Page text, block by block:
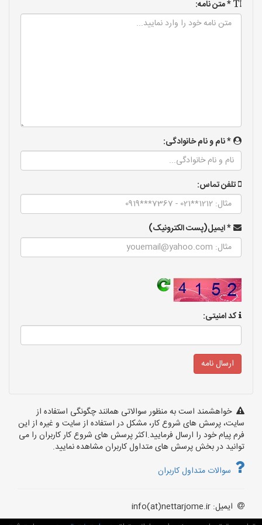
* متن نامه:
* نام و نام خانوادگی:
تلفن تماس:
* ایمیل(پست الکترونیک)
کد امنیتی:
خواهشمند است به منظور سوالاتی همانند چگونگی استفاده از
سایت، پرسش های شروع کار، مشکل در استفاده از سایت و غیره از این
فرم پیام خود را ارسال فرمایید.اکثر پرسش های شروع کار کاربران را می
توانید در بخش پرسش های متداول کاربران مشاهده نمایید.
سوالات متداول کاربران
ایمیل: info(at)nettarjome.ir